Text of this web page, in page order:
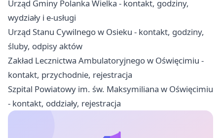
Urząd Gminy Polanka Wielka - kontakt, godziny,
wydziały i e-usługi
Urząd Stanu Cywilnego w Osieku - kontakt, godziny,
śluby, odpisy aktów
Zakład Lecznictwa Ambulatoryjnego w Oświęcimiu -
kontakt, przychodnie, rejestracja
Szpital Powiatowy im. św. Maksymiliana w Oświęcimiu
- kontakt, oddziały, rejestracja